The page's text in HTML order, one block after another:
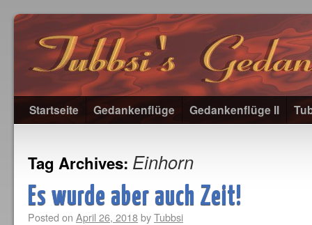
Startseite Gedankenflüge Gedankenflüge II
Tag Archives: Einhorn
Es wurde aber auch Zeit!
Posted on April 26, 2018byTubbsi